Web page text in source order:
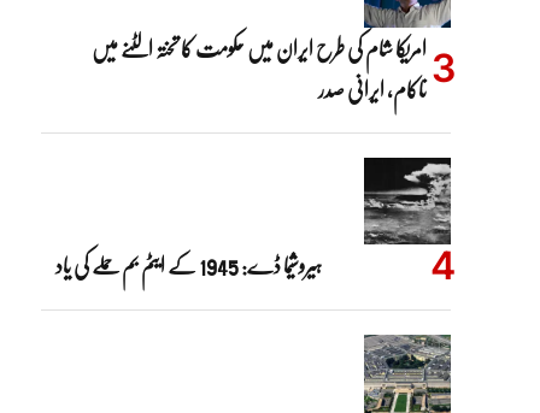
امریکا شام کی طرح ایران میں حکومت کا تختہ الٹنے میں
ناکام، ایرانی صدر
ہیروشیما ڈے: 1945 کے ایٹم بم حملے کی یاد